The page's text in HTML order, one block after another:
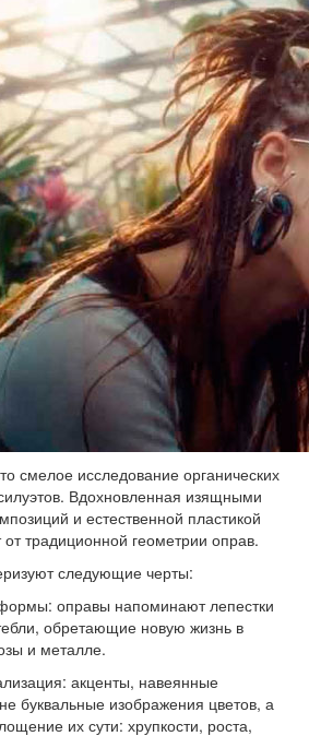
смелое исследование органических
Вдохновленная изящными
и естественной пластикой
традиционной геометрии оправ.
следующие черты:
оправы напоминают лепестки
обретающие новую жизнь в
и металле.
акценты, навеянные
буквальные изображения цветов, а
их сути: хрупкости, роста,